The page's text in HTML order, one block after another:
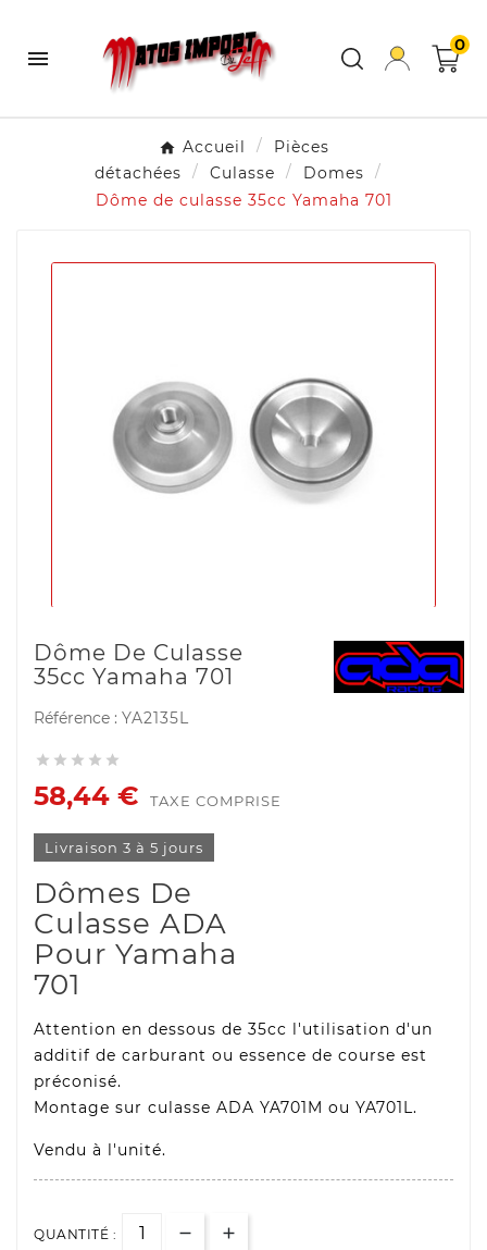

0
Accueil
Pièces
détachées
Culasse
Domes
Dôme de culasse 35cc Yamaha 701
Dôme De Culasse
35cc Yamaha 701
Référence : YA2135L
    
58,44 € TAXE COMPRISE
Livraison 3 à 5 jours
Dômes De
Culasse ADA
Pour Yamaha
701
Attention en dessous de 35cc l'utilisation d'un
additif de carburant ou essence de course est
préconisé.
Montage sur culasse ADA YA701M ou YA701L.
Vendu à l'unité.
QUANTITÉ :